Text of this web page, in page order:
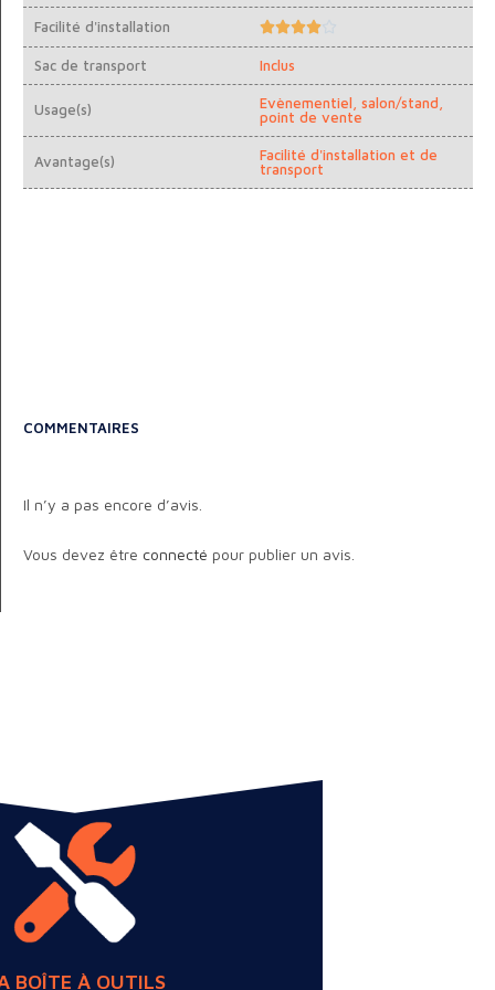
Facilité d'installation 
Sac de transport Inclus
Usage(s)
Evènementiel, salon/stand,
point de vente
Avantage(s)
Facilité d'installation et de
transport
COMMENTAIRES
Il n’y a pas encore d’avis.
Vous devez être connecté pour publier un avis.
BOÎTE À OUTILS